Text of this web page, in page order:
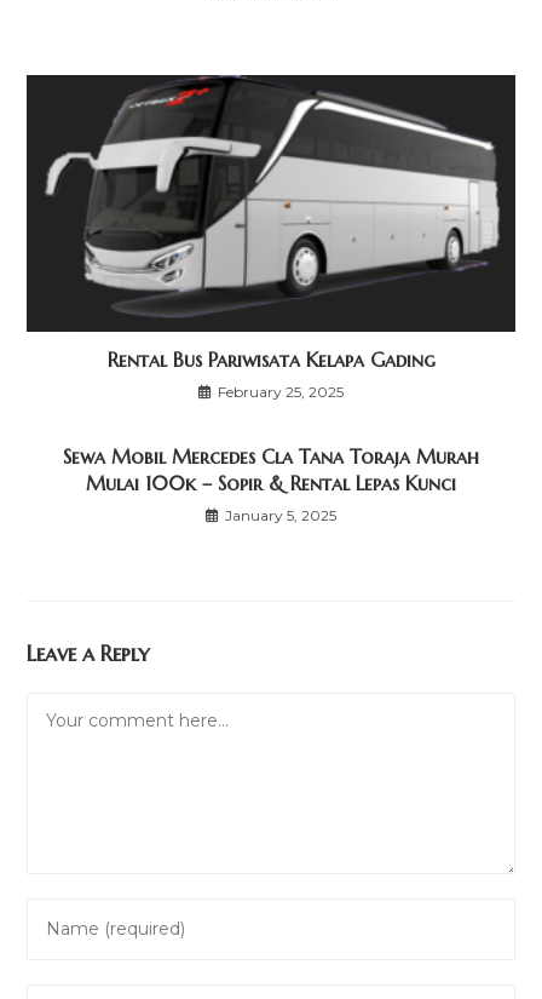
Rental Bus Pariwisata Kelapa Gading
February 25, 2025
Sewa Mobil Mercedes Cla Tana Toraja Murah
Mulai 100k – Sopir & Rental Lepas Kunci
January 5, 2025
Leave a Reply
your